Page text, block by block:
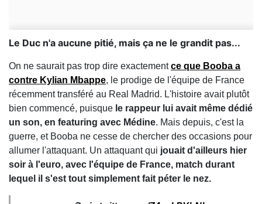
Le Duc n'a aucune pitié, mais ça ne le grandit pas...
On ne saurait pas trop dire exactementce que Booba a
contre Kylian Mbappe, le prodige de l'équipe de France
récemment transféré au Real Madrid. L'histoire avait plutôt
bien commencé, puisque le rappeur lui avait même dédié
un son, en featuring avec Médine. Mais depuis, c'est la
guerre, et Booba ne cesse de chercher des occasions pour
allumer l'attaquant. Un attaquant qui jouait d'ailleurs hier
soir à l'euro, avec l'équipe de France, match durant
lequel il s'est tout simplement fait péter le nez.